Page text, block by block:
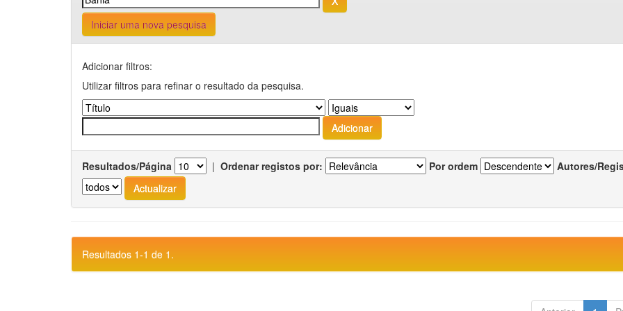
Iniciar uma nova pesquisa
Adicionar filtros:
Utilizar filtros para refinar o resultado da pesquisa.
Resultados/Página | Ordenar registos por: Por ordem Autores/
Resultados 1-1 de 1.